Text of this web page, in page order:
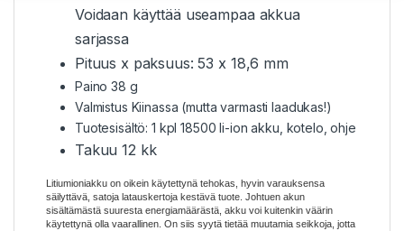
Voidaan käyttää useampaa akkua
sarjassa
Pituus x paksuus: 53 x 18,6 mm
Paino 38 g
Valmistus Kiinassa (mutta varmasti laadukas!)
Tuotesisältö: 1 kpl 18500 li-ion akku, kotelo, ohje
Takuu 12 kk
Litiumioniakku on oikein käytettynä tehokas, hyvin varauksensa
säilyttävä, satoja latauskertoja kestävä tuote. Johtuen akun
sisältämästä suuresta energiamäärästä, akku voi kuitenkin väärin
käytettynä olla vaarallinen. On siis syytä tietää muutamia seikkoja, jotta